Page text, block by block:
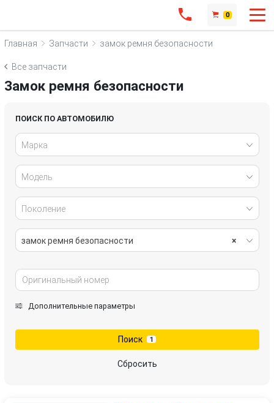
0
Главная Запчасти замок ремня безопасности
Все запчасти
Замок ремня безопасности
ПОИСК ПО АВТОМОБИЛЮ
Марка
Модель
Поколение
×
замок ремня безопасности
Дополнительные параметры
Поиск 1
Сбросить